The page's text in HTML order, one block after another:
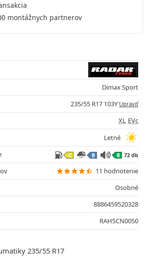
montážnych partnerov
Dimax Sport
235/55 R17 103Y Upraviť
XL EVc
Letné
C B B 72 db
11 hodnotenie
Osobné
8886459520328
RAHSCN0050
235/55 R17